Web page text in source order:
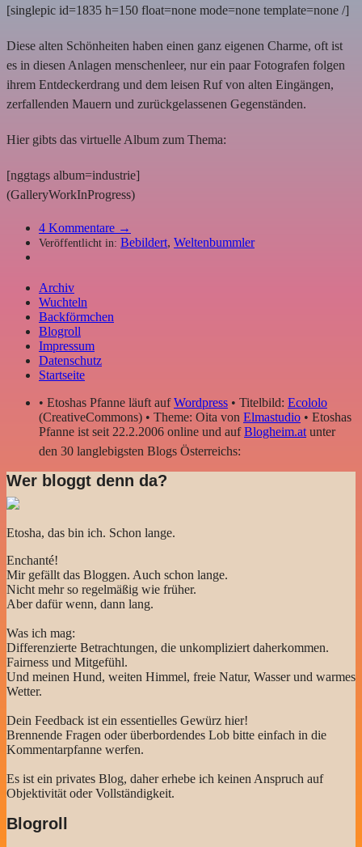
[singlepic id=1835 h=150 float=none mode=none template=none /]
Diese alten Schönheiten haben einen ganz eigenen Charme, oft ist
es in diesen Anlagen menschenleer, nur ein paar Fotografen folgen
ihrem Entdeckerdrang und dem leisen Ruf von alten Eingängen,
zerfallenden Mauern und zurückgelassenen Gegenständen.
Hier gibts das virtuelle Album zum Thema:
[nggtags album=industrie]
(GalleryWorkInProgress)
4 Kommentare →
Veröffentlicht in: Bebildert, Weltenbummler
Archiv
Wuchteln
Backförmchen
Blogroll
Impressum
Datenschutz
Startseite
• Etoshas Pfanne läuft aufWordpress • Titelbild: Ecololo
(CreativeCommons) • Theme: Oita von Elmastudio • Etoshas
Pfanne ist seit 22.2.2006 online und aufBlogheim.at unter
den 30 langlebigsten Blogs Österreichs:
Wer bloggt denn da?
Etosha, das bin ich. Schon lange.
Enchanté!
Mir gefällt das Bloggen. Auch schon lange.
Nicht mehr so regelmäßig wie früher.
Aber dafür wenn, dann lang.
Was ich mag:
Differenzierte Betrachtungen, die unkompliziert daherkommen.
Fairness und Mitgefühl.
Und meinen Hund, weiten Himmel, freie Natur, Wasser und warmes
Wetter.
Dein Feedback ist ein essentielles Gewürz hier!
Brennende Fragen oder überbordendes Lob bitte einfach in die
Kommentarpfanne werfen.
Es ist ein privates Blog, daher erhebe ich keinen Anspruch auf
Objektivität oder Vollständigkeit.
Blogroll